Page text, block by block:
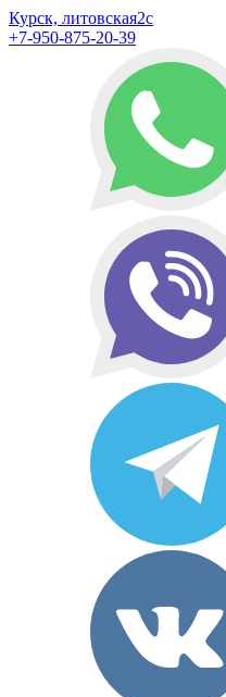
Курск, литовская2с
+7-950-875-20-39